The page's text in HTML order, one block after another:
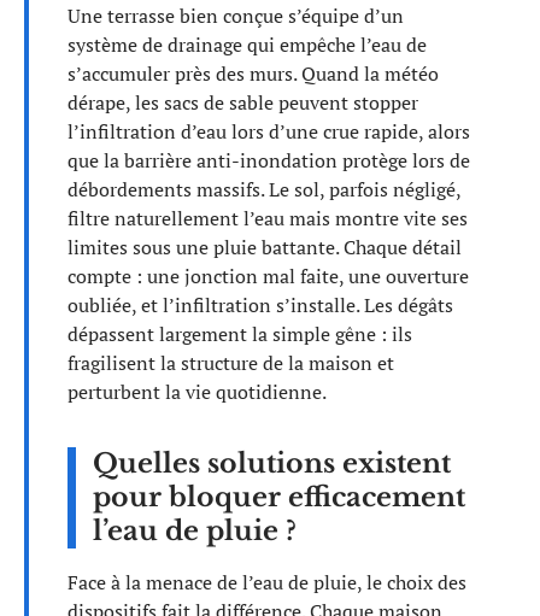
Une terrasse bien conçue s’équipe d’un
système de drainage qui empêche l’eau de
s’accumuler près des murs. Quand la météo
dérape, les sacs de sable peuvent stopper
l’infiltration d’eau lors d’une crue rapide, alors
que la barrière anti-inondation protège lors de
débordements massifs. Le sol, parfois négligé,
filtre naturellement l’eau mais montre vite ses
limites sous une pluie battante. Chaque détail
compte : une jonction mal faite, une ouverture
oubliée, et l’infiltration s’installe. Les dégâts
dépassent largement la simple gêne : ils
fragilisent la structure de la maison et
perturbent la vie quotidienne.
Quelles solutions existent
pour bloquer efficacement
l’eau de pluie ?
Face à la menace de l’eau de pluie, le choix des
dispositifs fait la différence. Chaque maison